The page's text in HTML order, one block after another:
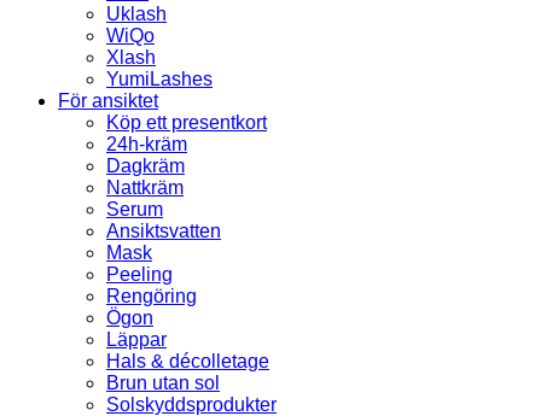
Uklash
WiQo
Xlash
YumiLashes
För ansiktet
Köp ett presentkort
24h-kräm
Dagkräm
Nattkräm
Serum
Ansiktsvatten
Mask
Peeling
Rengöring
Ögon
Läppar
Hals & décolletage
Brun utan sol
Solskyddsprodukter